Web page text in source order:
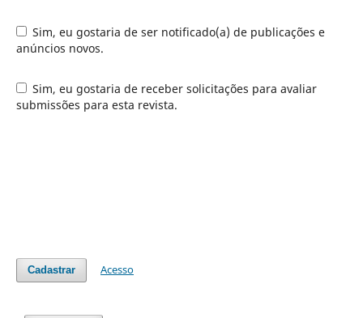
Sim, eu gostaria de ser notificado(a) de publicações e
anúncios novos.
Sim, eu gostaria de receber solicitações para avaliar
submissões para esta revista.
Cadastrar Acesso